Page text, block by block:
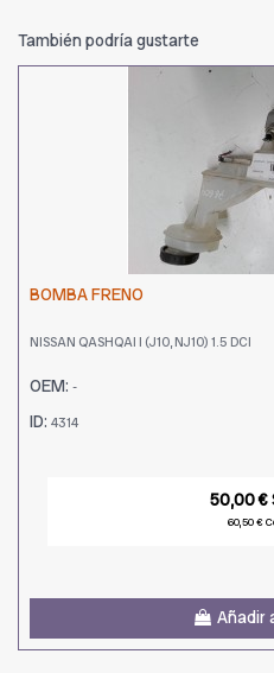
También podría gustarte
BOMBA FRENO
NISSAN QASHQAI I (J10, NJ10) 1.5 DCI
OEM: -
ID: 4314
50,00 €
60,50 €
Añadir